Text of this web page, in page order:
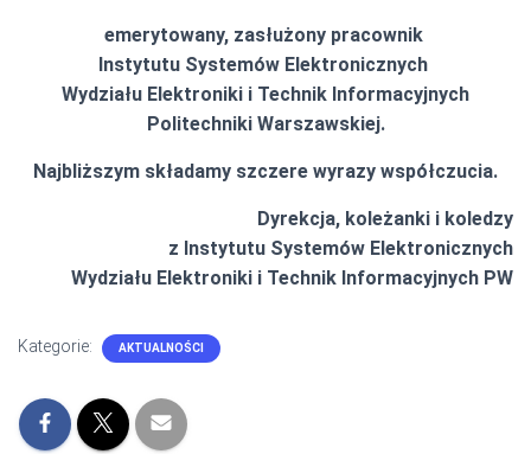
emerytowany, zasłużony pracownik
Instytutu Systemów Elektronicznych
Wydziału Elektroniki i Technik Informacyjnych
Politechniki Warszawskiej.
Najbliższym składamy szczere wyrazy współczucia.
Dyrekcja, koleżanki i koledzy
z Instytutu Systemów Elektronicznych
Wydziału Elektroniki i Technik Informacyjnych PW
Kategorie: AKTUALNOŚCI